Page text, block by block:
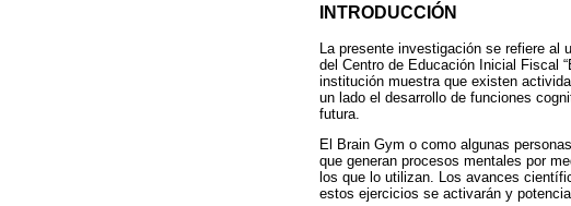
INTRODUCCIÓN
La presente investigación se refiere
del Centro de Educación Inicial Fiscal
institución muestra que existen
un lado el desarrollo de funciones
futura.
El Brain Gym o como algunas
que generan procesos mentales por
los que lo utilizan. Los avances
estos ejercicios se activarán y